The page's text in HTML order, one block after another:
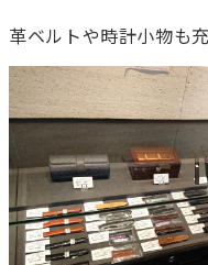
革ベルトや時計小物も